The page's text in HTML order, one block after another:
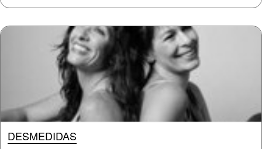
DESMEDIDAS